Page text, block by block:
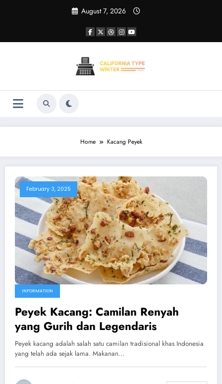
August 7, 2026
Home Kacang Peyek
February 3, 2025
INFORMATION
Peyek Kacang: Camilan Renyah
yang Gurih dan Legendaris
Peyek kacang adalah salah satu camilan tradisional khas Indonesia
yang telah ada sejak lama. Makanan…